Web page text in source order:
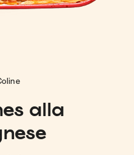
alla